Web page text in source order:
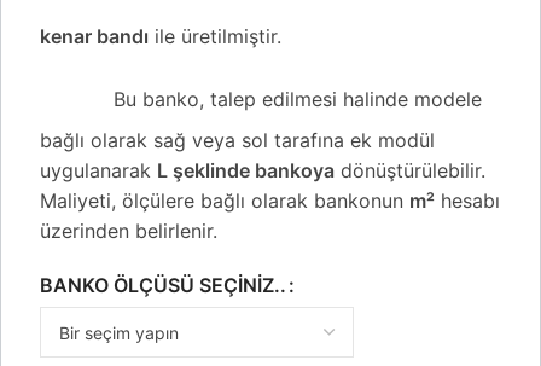
kenar bandı ile üretilmiştir.
Bu banko, talep edilmesi halinde modele
bağlı olarak sağ veya sol tarafına ek modül
uygulanarak L şeklinde bankoya dönüştürülebilir.
Maliyeti, ölçülere bağlı olarak bankonun m² hesabı
üzerinden belirlenir.
BANKO ÖLÇÜSÜ SEÇINIZ..